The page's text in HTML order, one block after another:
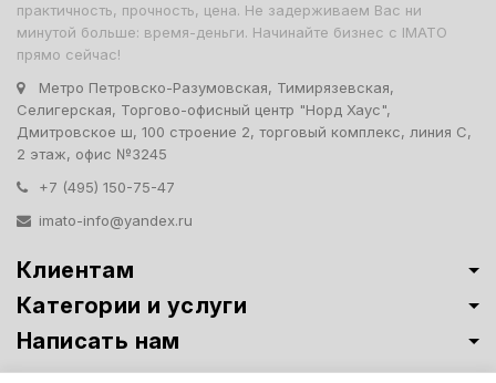
практичность, прочность, цена. Не задерживаем Вас ни
минутой больше: время-деньги. Начинайте бизнес с IMATO
прямо сейчас!
Метро Петровско-Разумовская, Тимирязевская,
Селигерская, Торгово-офисный центр "Норд Хаус",
Дмитровское ш, 100 строение 2, торговый комплекс, линия С,
2 этаж, офис №3245
+7 (495) 150-75-47
imato-info@yandex.ru
Клиентам
Категории и услуги
Написать нам